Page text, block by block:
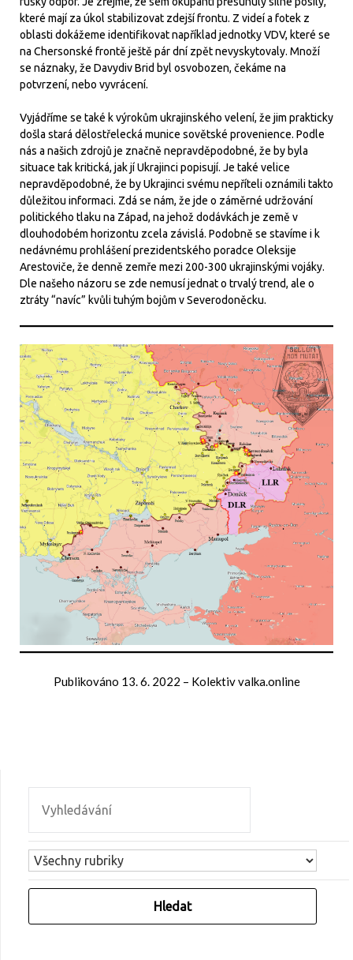
které mají za úkol stabilizovat zdejší frontu. Z videí a fotek z
oblasti dokážeme identifikovat například jednotky VDV, které se
na Chersonské frontě ještě pár dní zpět nevyskytovaly. Množí
se náznaky, že Davydiv Brid byl osvobozen, čekáme na
potvrzení, nebo vyvrácení.
Vyjádříme se také k výrokům ukrajinského velení, že jim prakticky
došla stará dělostřelecká munice sovětské provenience. Podle
nás a našich zdrojů je značně nepravděpodobné, že by byla
situace tak kritická, jak jí Ukrajinci popisují. Je také velice
nepravděpodobné, že by Ukrajinci svému nepříteli oznámili takto
důležitou informaci. Zdá se nám, že jde o záměrné udržování
politického tlaku na Západ, na jehož dodávkách je země v
dlouhodobém horizontu zcela závislá. Podobně se stavíme i k
nedávnému prohlášení prezidentského poradce Oleksije
Arestoviče, že denně zemře mezi 200-300 ukrajinskými vojáky.
Dle našeho názoru se zde nemusí jednat o trvalý trend, ale o
ztráty “navíc” kvůli tuhým bojům v Severodoněcku.
Publikováno 13. 6. 2022 – Kolektiv valka.online